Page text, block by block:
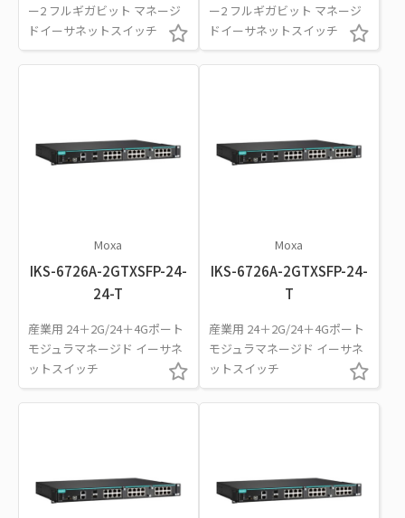
ー2 フルギガビット マネージ
ドイーサネットスイッチ
ー2 フルギガビット マネージ
ドイーサネットスイッチ
Moxa
IKS-6726A-2GTXSFP-24-
24-T
産業用 24＋2G/24＋4Gポート
モジュラマネージド イーサネ
ットスイッチ
Moxa
IKS-6726A-2GTXSFP-24-
T
産業用 24＋2G/24＋4Gポート
モジュラマネージド イーサネ
ットスイッチ